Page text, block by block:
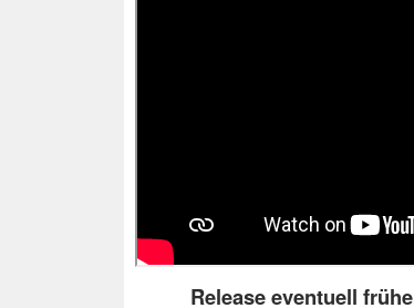
Release eventuell